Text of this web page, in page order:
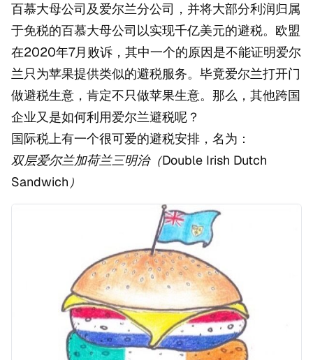
百慕大母公司及爱尔兰分公司，并将大部分利润归属
于免税的百慕大母公司以实现千亿美元的避税。欧盟
在2020年7月败诉，其中一个的原因是不能证明爱尔
兰只为苹果提供类似的避税服务。毕竟爱尔兰打开门
做避税生意，肯定不只做苹果生意。那么，其他跨国
企业又是如何利用爱尔兰避税呢？
国际税上有一个很可爱的避税安排，名为：
双层爱尔兰加荷兰三明治（Double Irish Dutch
Sandwich）